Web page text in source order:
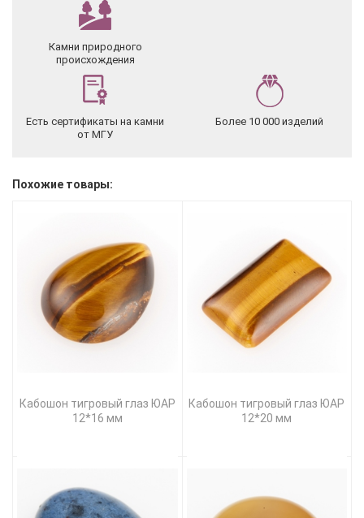
Камни природного
происхождения
Есть сертификаты на камни
от МГУ
Более 10 000 изделий
Похожие товары:
Кабошон тигровый глаз ЮАР
12*16 мм
Кабошон тигровый глаз ЮАР
12*20 мм